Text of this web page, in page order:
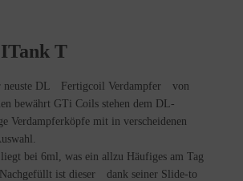
ITank T
neuste DL Fertigcoil Verdampfer von
bewährt GTi Coils stehen dem DL-
Verdampferköpfe mit in verscheidenen
bei 6ml, was ein allzu Häufiges am Tag
ist dieser dank seiner Slide-to